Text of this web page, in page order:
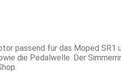
passend für das Moped
die Pedalwelle. Der